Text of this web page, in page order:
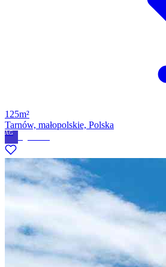
125m²
Tarnów, małopolskie, Polska
AG